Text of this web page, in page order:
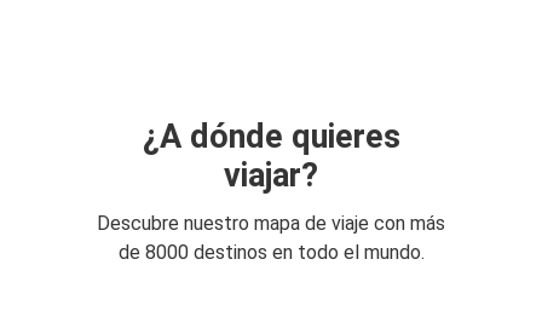
¿A dónde quieres
viajar?
Descubre nuestro mapa de viaje con más
de 8000 destinos en todo el mundo.